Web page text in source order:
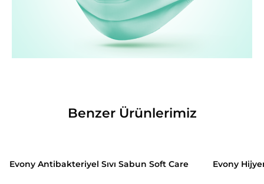
Benzer Ürünlerimiz
Evony Antibakteriyel Sıvı Sabun Soft Care Evony